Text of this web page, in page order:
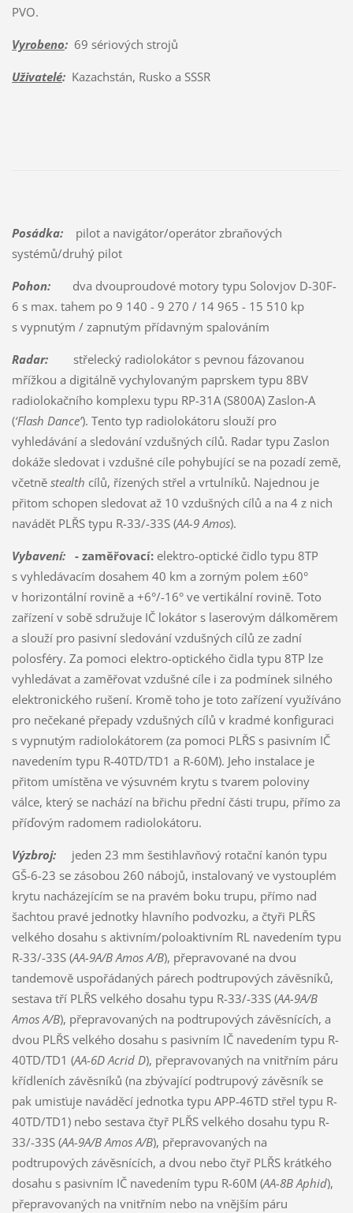
PVO.
Vyrobeno:69 sériových strojů
Uživatelé:Kazachstán, Rusko a SSSR
Posádka:pilot a navigátor/operátor zbraňových
systémů/druhý pilot
Pohon:dva dvouproudové motory typu Solovjov D-30F-
6 s max. tahem po 9 140 - 9 270 / 14 965 - 15 510 kp
s vypnutým / zapnutým přídavným spalováním
Radar:střelecký radiolokátor s pevnou fázovanou
mřížkou a digitálně vychylovaným paprskem typu 8BV
radiolokačního komplexu typu RP-31A (S800A) Zaslon-A
(‘Flash Dance’). Tento typ radiolokátoru slouží pro
vyhledávání a sledování vzdušných cílů. Radar typu Zaslon
dokáže sledovat i vzdušné cíle pohybující se na pozadí země,
včetně stealth cílů, řízených střel a vrtulníků. Najednou je
přitom schopen sledovat až 10 vzdušných cílů a na 4 z nich
navádět PLŘS typu R-33/-33S (AA-9 Amos).
Vybavení: - zaměřovací:elektro-optické čidlo typu 8TP
s vyhledávacím dosahem 40 km a zorným polem ±60°
v horizontální rovině a +6°/-16° ve vertikální rovině. Toto
zařízení v sobě sdružuje IČ lokátor s laserovým dálkoměrem
a slouží pro pasivní sledování vzdušných cílů ze zadní
polosféry. Za pomoci elektro-optického čidla typu 8TP lze
vyhledávat a zaměřovat vzdušné cíle i za podmínek silného
elektronického rušení. Kromě toho je toto zařízení využíváno
pro nečekané přepady vzdušných cílů v kradmé konfiguraci
s vypnutým radiolokátorem (za pomoci PLŘS s pasivním IČ
navedením typu R-40TD/TD1 a R-60M). Jeho instalace je
přitom umístěna ve výsuvném krytu s tvarem poloviny
válce, který se nachází na břichu přední části trupu, přímo za
příďovým radomem radiolokátoru.
Výzbroj:jeden 23 mm šestihlavňový rotační kanón typu
GŠ-6-23 se zásobou 260 nábojů, instalovaný ve vystouplém
krytu nacházejícím se na pravém boku trupu, přímo nad
šachtou pravé jednotky hlavního podvozku, a čtyři PLŘS
velkého dosahu s aktivním/poloaktivním RL navedením typu
R-33/-33S (AA-9A/B Amos A/B), přepravované na dvou
tandemově uspořádaných párech podtrupových závěsníků,
sestava tří PLŘS velkého dosahu typu R-33/-33S (AA-9A/B
Amos A/B), přepravovaných na podtrupových závěsnících, a
dvou PLŘS velkého dosahu s pasivním IČ navedením typu R-
40TD/TD1 (AA-6D Acrid D), přepravovaných na vnitřním páru
křídleních závěsníků (na zbývající podtrupový závěsník se
pak umisťuje naváděcí jednotka typu APP-46TD střel typu R-
40TD/TD1) nebo sestava čtyř PLŘS velkého dosahu typu R-
33/-33S (AA-9A/B Amos A/B), přepravovaných na
podtrupových závěsnících, a dvou nebo čtyř PLŘS krátkého
dosahu s pasivním IČ navedením typu R-60M (AA-8B Aphid),
přepravovaných na vnitřním nebo na vnějším páru